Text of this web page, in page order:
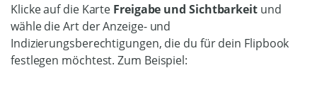
Klicke auf die Karte Freigabe und Sichtbarkeitund
wähle die Art der Anzeige- und
Indizierungsberechtigungen, die du für dein Flipbook
festlegen möchtest. Zum Beispiel: